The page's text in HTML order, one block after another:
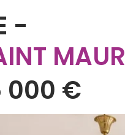
-
MAUR
000 €